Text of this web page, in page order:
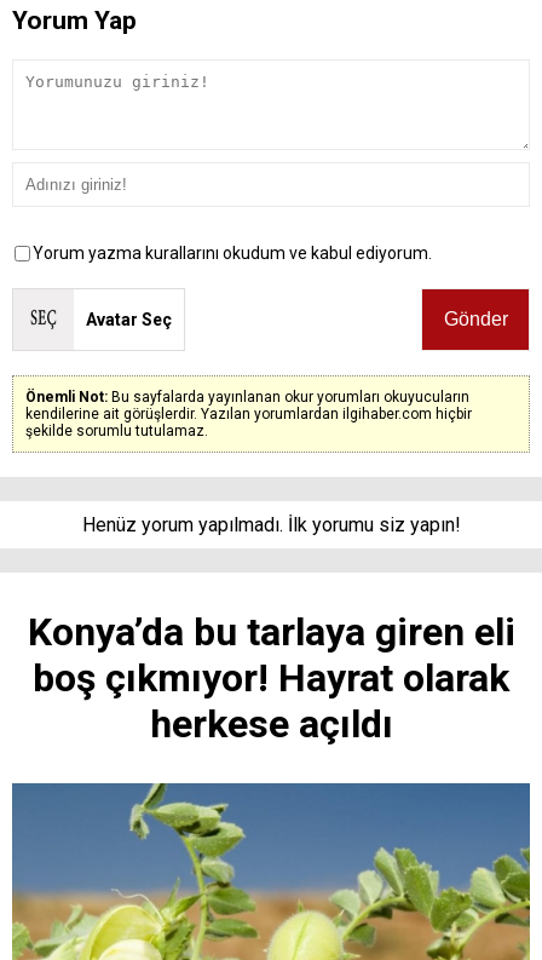
Yorum Yap
Yorum yazma kurallarını okudum ve kabul ediyorum.
Avatar Seç
Önemli Not: Bu sayfalarda yayınlanan okur yorumları okuyucuların
kendilerine ait görüşlerdir. Yazılan yorumlardan ilgihaber.com hiçbir
şekilde sorumlu tutulamaz.
Henüz yorum yapılmadı. İlk yorumu siz yapın!
Konya’da bu tarlaya giren eli
boş çıkmıyor! Hayrat olarak
herkese açıldı